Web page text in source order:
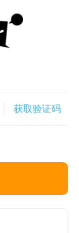
获取验证码